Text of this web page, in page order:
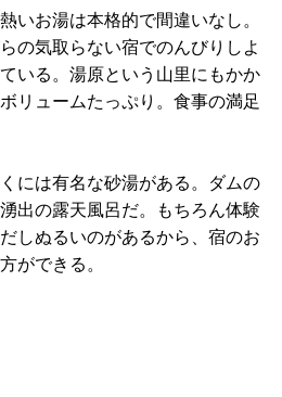
いお湯は本格的で間違いなし。
の気取らない宿でのんびりしよ
いる。湯原という山里にもかか
リュームたっぷり。食事の満足
には有名な砂湯がある。ダムの
出の露天風呂だ。もちろん体験
しぬるいのがあるから、宿のお
ができる。